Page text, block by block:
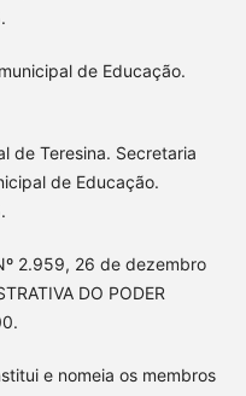
de Educação.
de Teresina. Secretaria
de Educação.
2.959, 26 de dezembro
DO PODER
e nomeia os membros